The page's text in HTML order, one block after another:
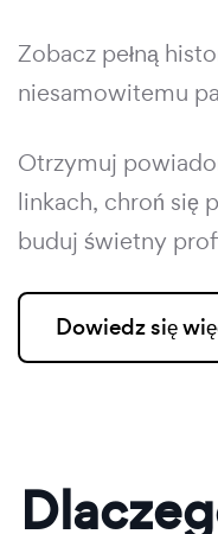
Zobacz pełną
niesamowitemu
Otrzymuj
linkach, chroń się
buduj świetny
Dowiedz się